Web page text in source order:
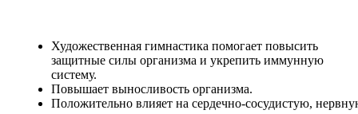
Художественная гимнастика помогает повысить
защитные силы организма и укрепить иммунную
систему.
Повышает выносливость организма.
Положительно влияет на сердечно-сосудистую,